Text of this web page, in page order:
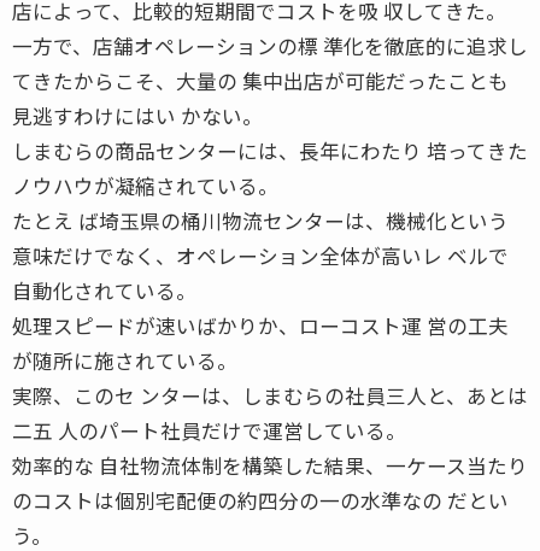
店によって、比較的短期間でコストを吸 収してきた。
一方で、店舗オペレーションの標 準化を徹底的に追求し
てきたからこそ、大量の 集中出店が可能だったことも
見逃すわけにはい かない。
しまむらの商品センターには、長年にわたり 培ってきた
ノウハウが凝縮されている。
たとえ ば埼玉県の桶川物流センターは、機械化という
意味だけでなく、オペレーション全体が高いレ ベルで
自動化されている。
処理スピードが速いばかりか、ローコスト運 営の工夫
が随所に施されている。
実際、このセ ンターは、しまむらの社員三人と、あとは
二五 人のパート社員だけで運営している。
効率的な 自社物流体制を構築した結果、一ケース当たり
のコストは個別宅配便の約四分の一の水準なの だとい
う。